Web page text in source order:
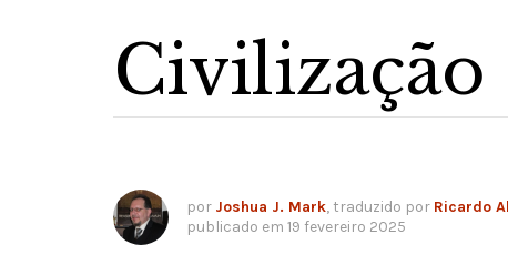
por Joshua J. Mark, traduzido por Ricardo
publicado em 19 fevereiro 2025